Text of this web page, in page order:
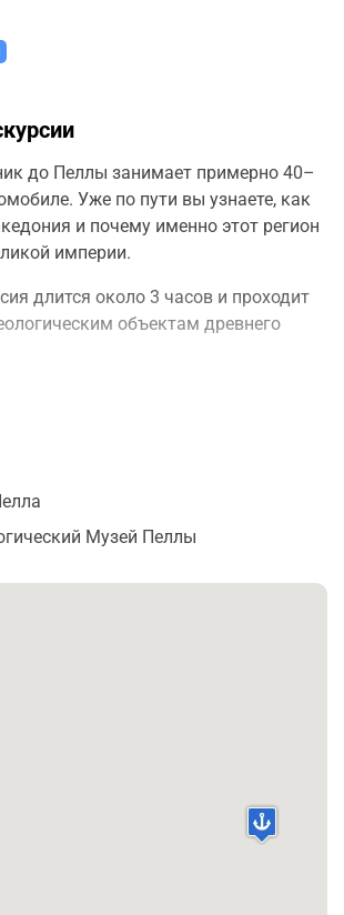
до Пеллы занимает примерно 40–
Уже по пути вы узнаете, как
и почему именно этот регион
империи.
длится около 3 часов и проходит
объектам древнего
станет Археологический музей
находки из раскопок
великолепные мозаики, предметы
украшения, оружие и другие
увидеть, как жили жители
вы увидите знаменитые мозаичные
одними из самых красивых
огромного археологического
после многолетних раскопок был
Музей Пеллы